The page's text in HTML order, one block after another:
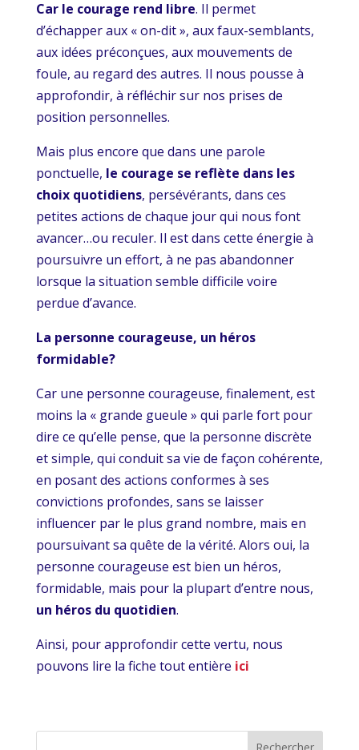
Car le courage rend libre. Il permet
d’échapper aux « on-dit », aux faux-semblants,
aux idées préconçues, aux mouvements de
foule, au regard des autres. Il nous pousse à
approfondir, à réfléchir sur nos prises de
position personnelles.
Mais plus encore que dans une parole
ponctuelle, le courage se reflète dans les
choix quotidiens, persévérants, dans ces
petites actions de chaque jour qui nous font
avancer…ou reculer. Il est dans cette énergie à
poursuivre un effort, à ne pas abandonner
lorsque la situation semble difficile voire
perdue d’avance.
La personne courageuse, un héros
formidable?
Car une personne courageuse, finalement, est
moins la « grande gueule » qui parle fort pour
dire ce qu’elle pense, que la personne discrète
et simple, qui conduit sa vie de façon cohérente,
en posant des actions conformes à ses
convictions profondes, sans se laisser
influencer par le plus grand nombre, mais en
poursuivant sa quête de la vérité. Alors oui, la
personne courageuse est bien un héros,
formidable, mais pour la plupart d’entre nous,
un héros du quotidien.
Ainsi, pour approfondir cette vertu, nous
pouvons lire la fiche tout entière ici